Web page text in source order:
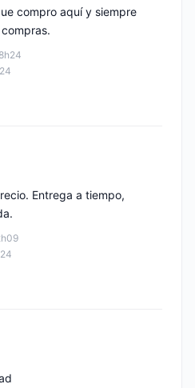
compro aquí y siempre
Entrega a tiempo,